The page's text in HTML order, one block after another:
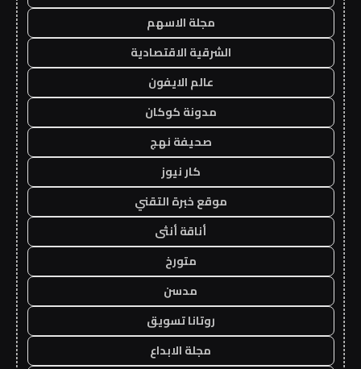
مجلة الاسهم
الشرقية الاقتصادية
عالم الايفون
مدونة كوكان
صحيفة نهج
كار نيوز
موقع خبرة التقني
أناقة أنثى
متورخ
مدسن
روتانا تسويق
مجلة الابداع